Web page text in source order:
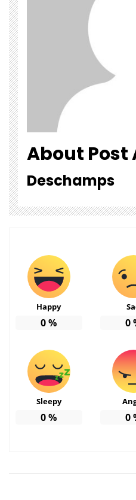
About Post
Deschamps
Happy
0% 0
Sleepy
0% 0